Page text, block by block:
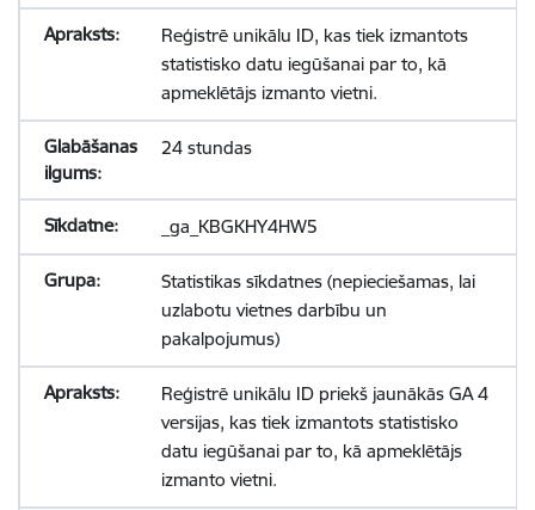
Reģistrē unikālu ID, kas tiek izmantots
statistisko datu iegūšanai par to, kā
apmeklētājs izmanto vietni.
24 stundas
_ga_KBGKHY4HW5
Statistikas sīkdatnes (nepieciešamas, lai
uzlabotu vietnes darbību un
pakalpojumus)
Reģistrē unikālu ID priekš jaunākās GA 4
versijas, kas tiek izmantots statistisko
datu iegūšanai par to, kā apmeklētājs
izmanto vietni.